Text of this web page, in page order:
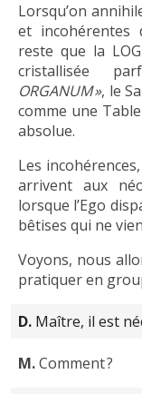
Lorsqu’on
et incohérentes
reste que la
cristallisée
ORGANUM », le
comme une
absolue.
Les
arrivent aux
lorsque l’Ego
bêtises qui ne
Voyons, nous
pratiquer en
D. Maître, il est
M.Comment ?